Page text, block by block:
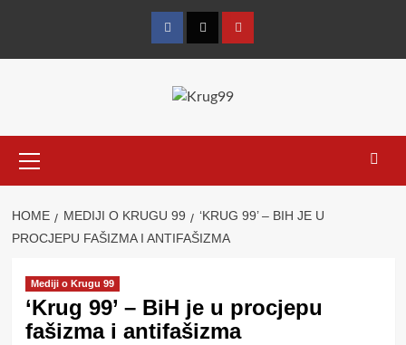
FacebookTwitterYouTube
Menu
HOME MEDIJI O KRUGU 99
‘KRUG 99’ – BIH JE U
PROCJEPU FAŠIZMA I ANTIFAŠIZMA
Mediji o Krugu 99
‘Krug 99’ – BiH je u procjepu
fašizma i antifašizma